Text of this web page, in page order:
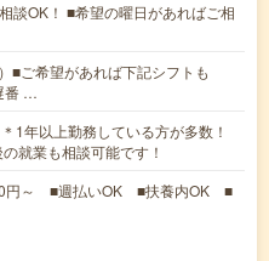
談OK！ ■希望の曜日があればご相
■ご希望があれば下記シフトも
番 …
1年以上勤務している方が多数！
就業も相談可能です！
円～ ■週払いOK ■扶養内OK ■